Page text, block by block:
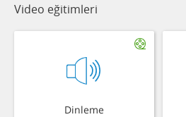
Video eğitimleri
Dinleme